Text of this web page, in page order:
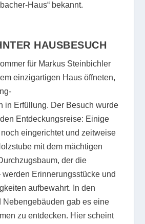
Haus“ bekannt.
HAUSBESUCH
für Markus Steinbichler
einzigartigen Haus öffneten,
in Erfüllung. Der Besuch wurde
Entdeckungsreise: Einige
eingerichtet und zeitweise
mit dem mächtigen
der die
werden Erinnerungsstücke und
aufbewahrt. In den
Nebengebäuden gab es eine
zu entdecken. Hier scheint